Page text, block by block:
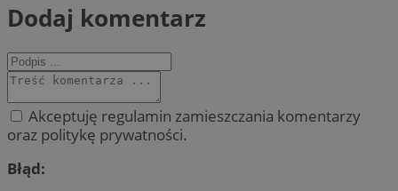
Dodaj komentarz
Akceptuję regulamin zamieszczania komentarzy
oraz politykę prywatności.
Błąd: